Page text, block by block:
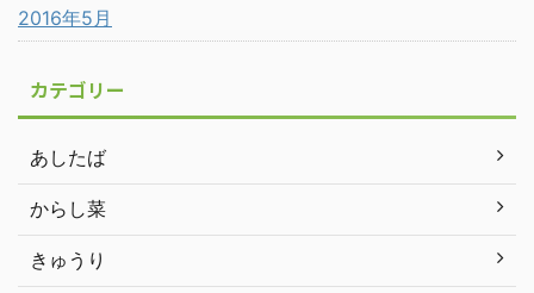
2016年5月
カテゴリー
あしたば
からし菜
きゅうり